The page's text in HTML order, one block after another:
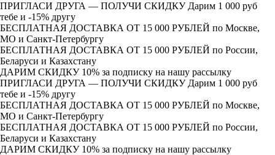
ПРИГЛАСИ ДРУГА — ПОЛУЧИ СКИДКУ Дарим 1 000 руб
тебе и -15% другу
БЕСПЛАТНАЯ ДОСТАВКА ОТ 15 000 РУБЛЕЙ по Москве,
МО и Санкт-Петербургу
БЕСПЛАТНАЯ ДОСТАВКА ОТ 15 000 РУБЛЕЙ по России,
Беларуси и Казахстану
ДАРИМ СКИДКУ 10% за подписку на нашу рассылку
ПРИГЛАСИ ДРУГА — ПОЛУЧИ СКИДКУ Дарим 1 000 руб
тебе и -15% другу
БЕСПЛАТНАЯ ДОСТАВКА ОТ 15 000 РУБЛЕЙ по Москве,
МО и Санкт-Петербургу
БЕСПЛАТНАЯ ДОСТАВКА ОТ 15 000 РУБЛЕЙ по России,
Беларуси и Казахстану
ДАРИМ СКИДКУ 10% за подписку на нашу рассылку